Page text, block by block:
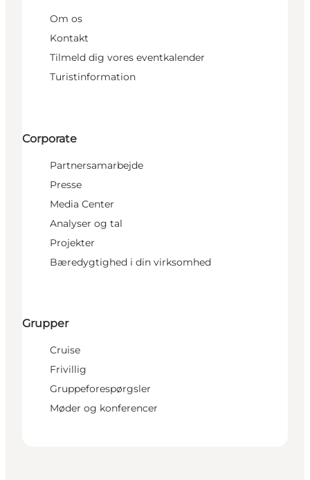
Om os
Kontakt
Tilmeld dig vores eventkalender
Turistinformation
Corporate
Partnersamarbejde
Presse
Media Center
Analyser og tal
Projekter
Bæredygtighed i din virksomhed
Grupper
Cruise
Frivillig
Gruppeforespørgsler
Møder og konferencer